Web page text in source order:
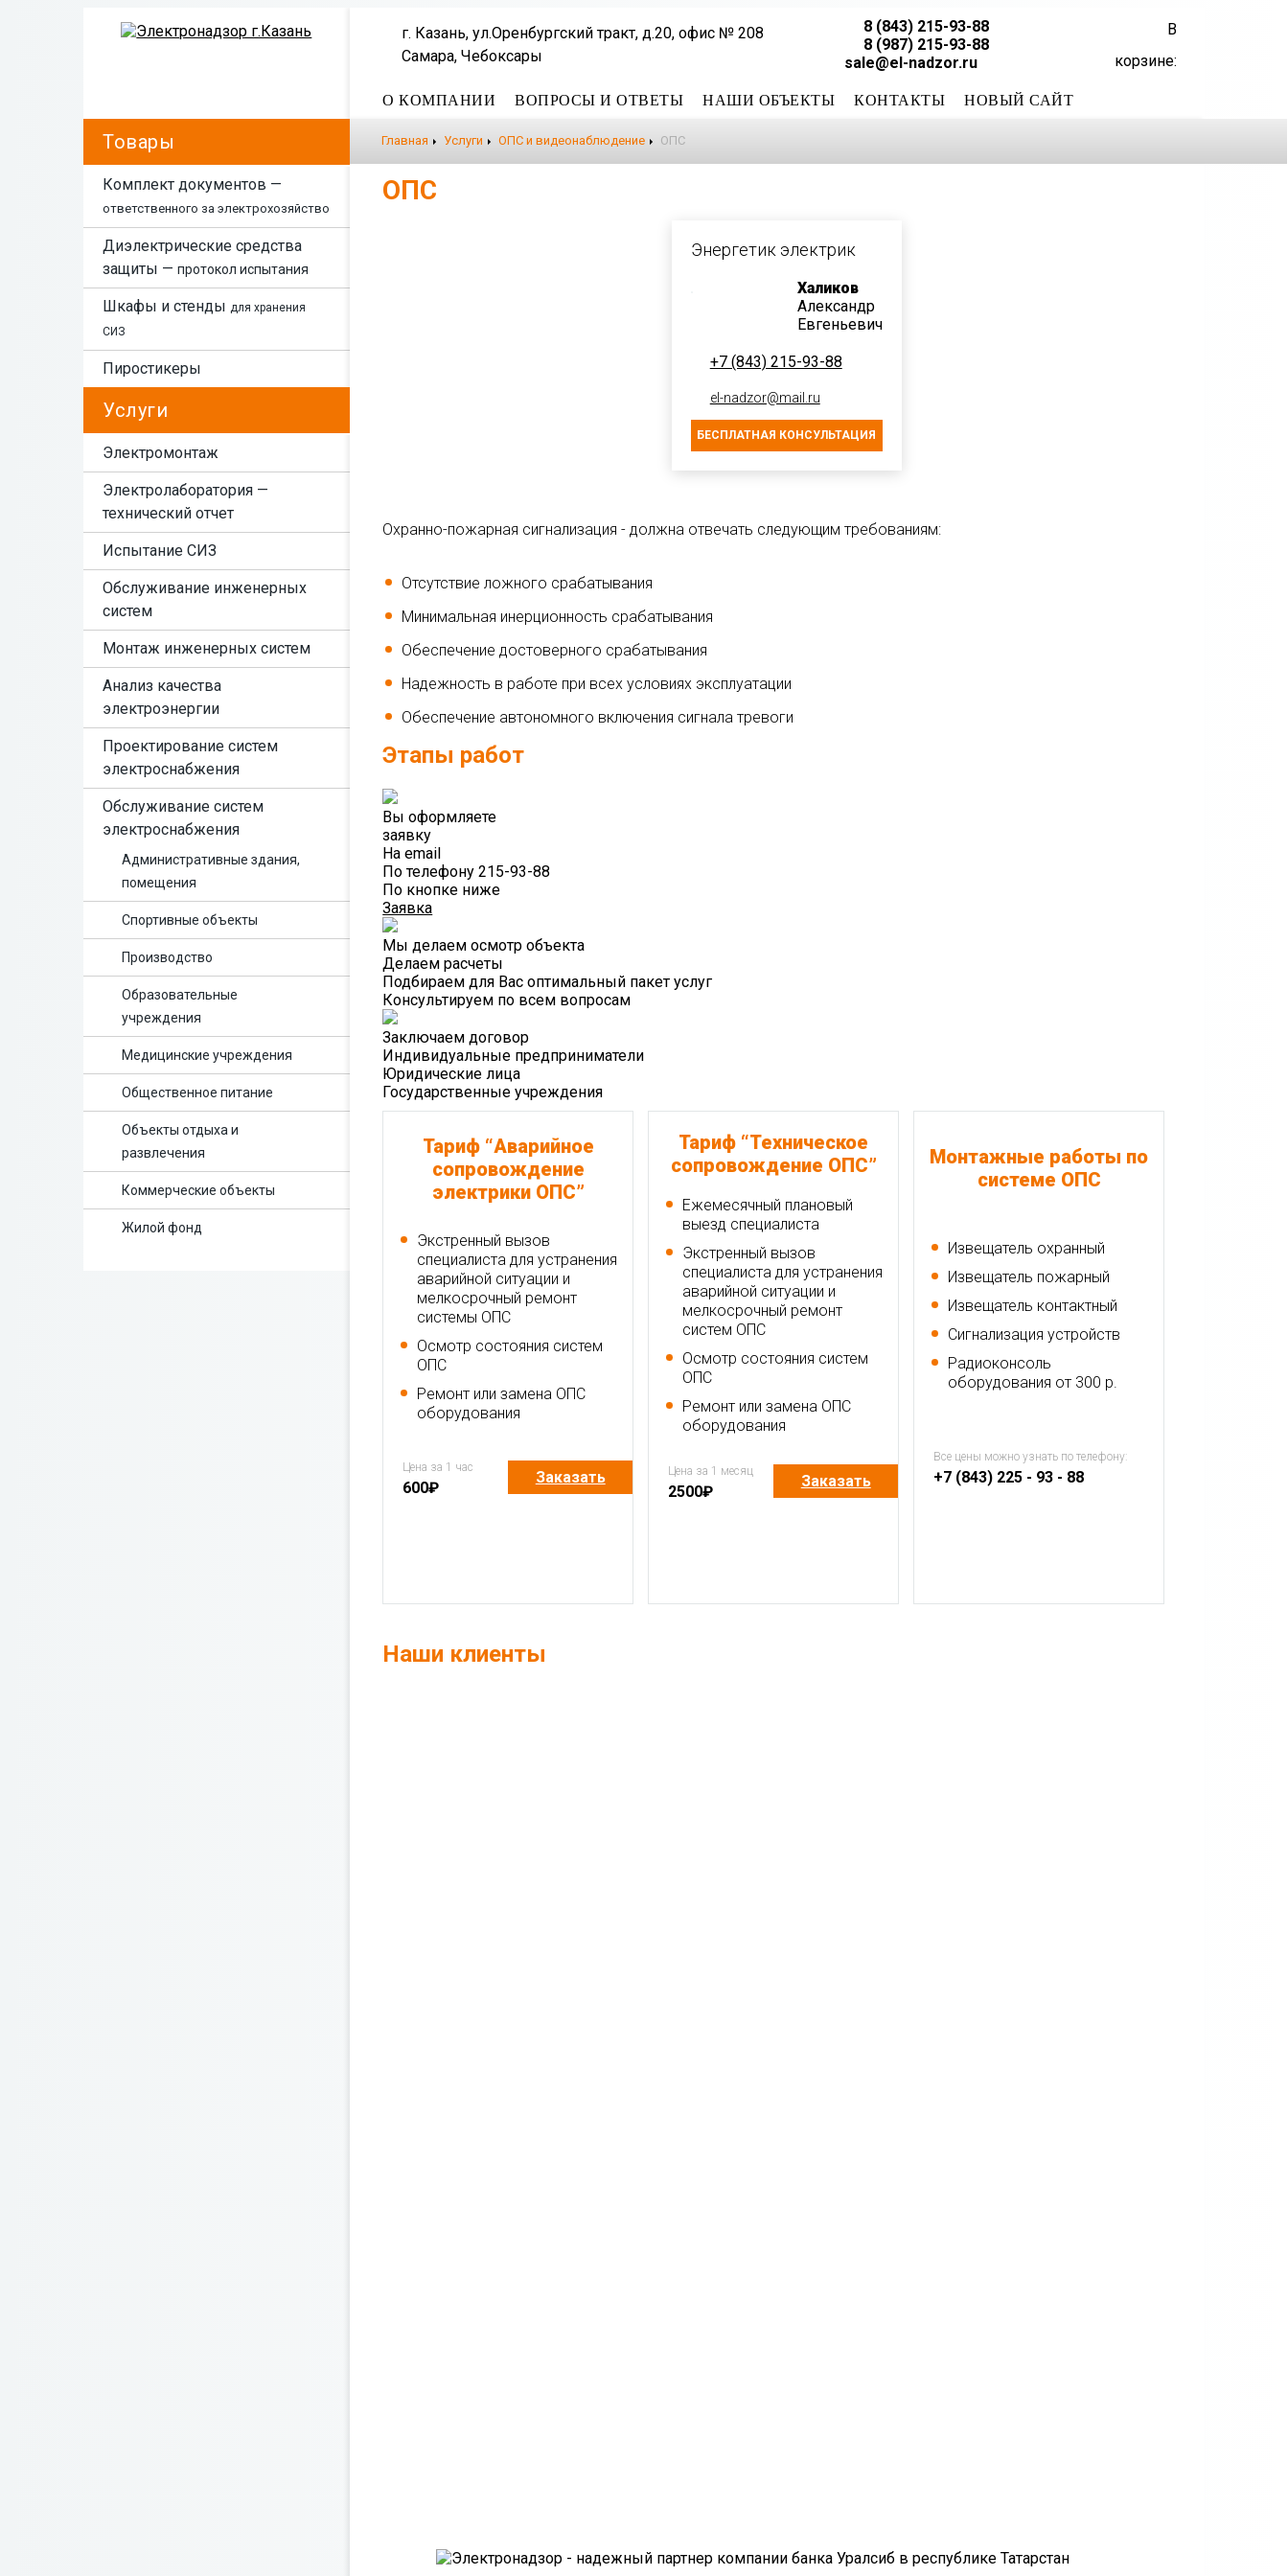
г. Казань, ул.Оренбургский тракт, д.20, офис № 208
Самара, Чебоксары
8 (843) 215-93-88
8 (987) 215-93-88
sale@el-nadzor.ru
В
корзине:
О КОМПАНИИ ВОПРОСЫ И ОТВЕТЫ НАШИ ОБЪЕКТЫ КОНТАКТЫ НОВЫЙ САЙТ
Товары
Комплект документов —
ответственного за электрохозяйство
Диэлектрические средства
защиты — протокол испытания
Шкафы и стенды для хранения
СИЗ
Пиростикеры
Услуги
Электромонтаж
Электролаборатория —
технический отчет
Испытание СИЗ
Обслуживание инженерных
систем
Монтаж инженерных систем
Анализ качества
электроэнергии
Проектирование систем
электроснабжения
Обслуживание систем
электроснабжения
Административные здания,
помещения
Спортивные объекты
Производство
Образовательные
учреждения
Медицинские учреждения
Общественное питание
Объекты отдыха и
развлечения
Коммерческие объекты
Жилой фонд
Главная Услуги ОПС и видеонаблюдение ОПС
ОПС
Энергетик электрик
Халиков
Александр
Евгеньевич
+7 (843) 215-93-88
el-nadzor@mail.ru
БЕСПЛАТНАЯ КОНСУЛЬТАЦИЯ
Охранно-пожарная сигнализация - должна отвечать следующим требованиям:
Отсутствие ложного срабатывания
Минимальная инерционность срабатывания
Обеспечение достоверного срабатывания
Надежность в работе при всех условиях эксплуатации
Обеспечение автономного включения сигнала тревоги
Этапы работ
Вы оформляете
заявку
На email
По телефону 215-93-88
По кнопке ниже
Заявка
Мы делаем осмотр объекта
Делаем расчеты
Подбираем для Вас оптимальный пакет услуг
Консультируем по всем вопросам
Заключаем договор
Индивидуальные предприниматели
Юридические лица
Государственные учреждения
Тариф “Аварийное
сопровождение
электрики ОПС”
Экстренный вызов
специалиста для устранения
аварийной ситуации и
мелкосрочный ремонт
системы ОПС
Осмотр состояния систем
ОПС
Ремонт или замена ОПС
оборудования
Цена за 1 час
600₽
Заказать
Тариф “Техническое
сопровождение ОПС”
Ежемесячный плановый
выезд специалиста
Экстренный вызов
специалиста для устранения
аварийной ситуации и
мелкосрочный ремонт
систем ОПС
Осмотр состояния систем
ОПС
Ремонт или замена ОПС
оборудования
Цена за 1 месяц
2500₽
Заказать
Монтажные работы по
системе ОПС
Извещатель охранный
Извещатель пожарный
Извещатель контактный
Сигнализация устройств
Радиоконсоль
оборудования от 300 р.
Все цены можно узнать по телефону:
+7 (843) 225 - 93 - 88
Наши клиенты